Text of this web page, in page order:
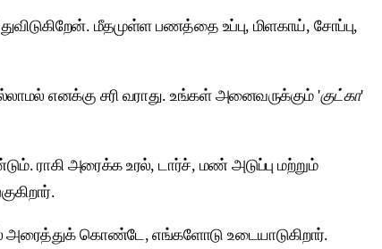
மீதமுள்ள பணத்தை உப்பு, மிளகாய், சோப்பு,
எனக்கு சரி வராது. உங்கள் அனைவருக்கும் 'குட்கா'
ராகி அரைக்க உரல், டார்ச், மண் அடுப்பு மற்றும்
அரைத்துக் கொண்டே, எங்களோடு உடையாடுகிறார்.